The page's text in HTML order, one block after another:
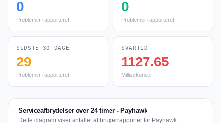
0
Problemer rapporteret
0
Problemer rapporteret
SIDSTE 30 DAGE
29
Problemer rapporteret
SVARTID
1127.65
Millisekunder
Serviceafbrydelser over 24 timer - Payhawk
Dette diagram viser antallet af brugerrapporter for Payhawk